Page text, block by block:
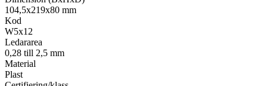
104,5x219x80 mm
Kod
W5x12
Ledararea
0,28 till 2,5 mm
Material
Plast